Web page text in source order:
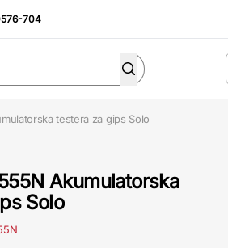
704
testera za gips Solo
Akumulatorska
Solo